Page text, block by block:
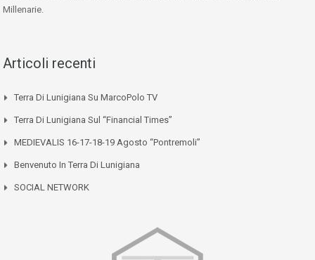
Millenarie.
Articoli recenti
Terra Di Lunigiana Su MarcoPolo TV
Terra Di Lunigiana Sul “Financial Times”
MEDIEVALIS 16-17-18-19 Agosto “Pontremoli”
Benvenuto In Terra Di Lunigiana
SOCIAL NETWORK